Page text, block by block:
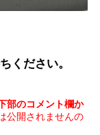
ください。
部のコメント欄か
公開されませんの